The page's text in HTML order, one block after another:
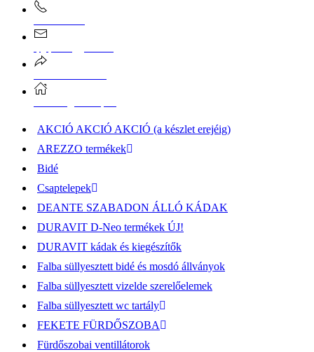
AKCIÓ AKCIÓ AKCIÓ (a készlet erejéig)
AREZZO termékek
Bidé
Csaptelepek
DEANTE SZABADON ÁLLÓ KÁDAK
DURAVIT D-Neo termékek ÚJ!
DURAVIT kádak és kiegészítők
Falba süllyesztett bidé és mosdó állványok
Falba süllyesztett vizelde szerelőelemek
Falba süllyesztett wc tartály
FEKETE FÜRDŐSZOBA
Fürdőszobai ventillátorok